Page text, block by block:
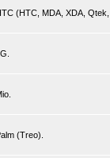
(HTC, MDA, XDA,
(Treo).